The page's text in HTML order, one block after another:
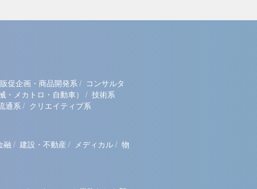
促企画・商品開発系 / コンサルタ
・メカトロ・自動車） / 技術系
通系 / クリエイティブ系
融 / 建設・不動産 / メディカル / 物